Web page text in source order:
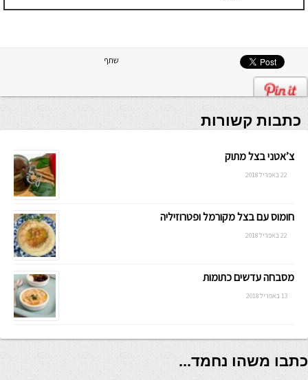
שתף
כתבות קשורות
צ’אטני בצל מתוק
22 באפריל 2018
חומוס עם בצל מקורמל ופטרוזיליה
22 באפריל 2018
מסבחה עדשים כתומות
13 באפריל 2018
כתבו משהו נחמד...